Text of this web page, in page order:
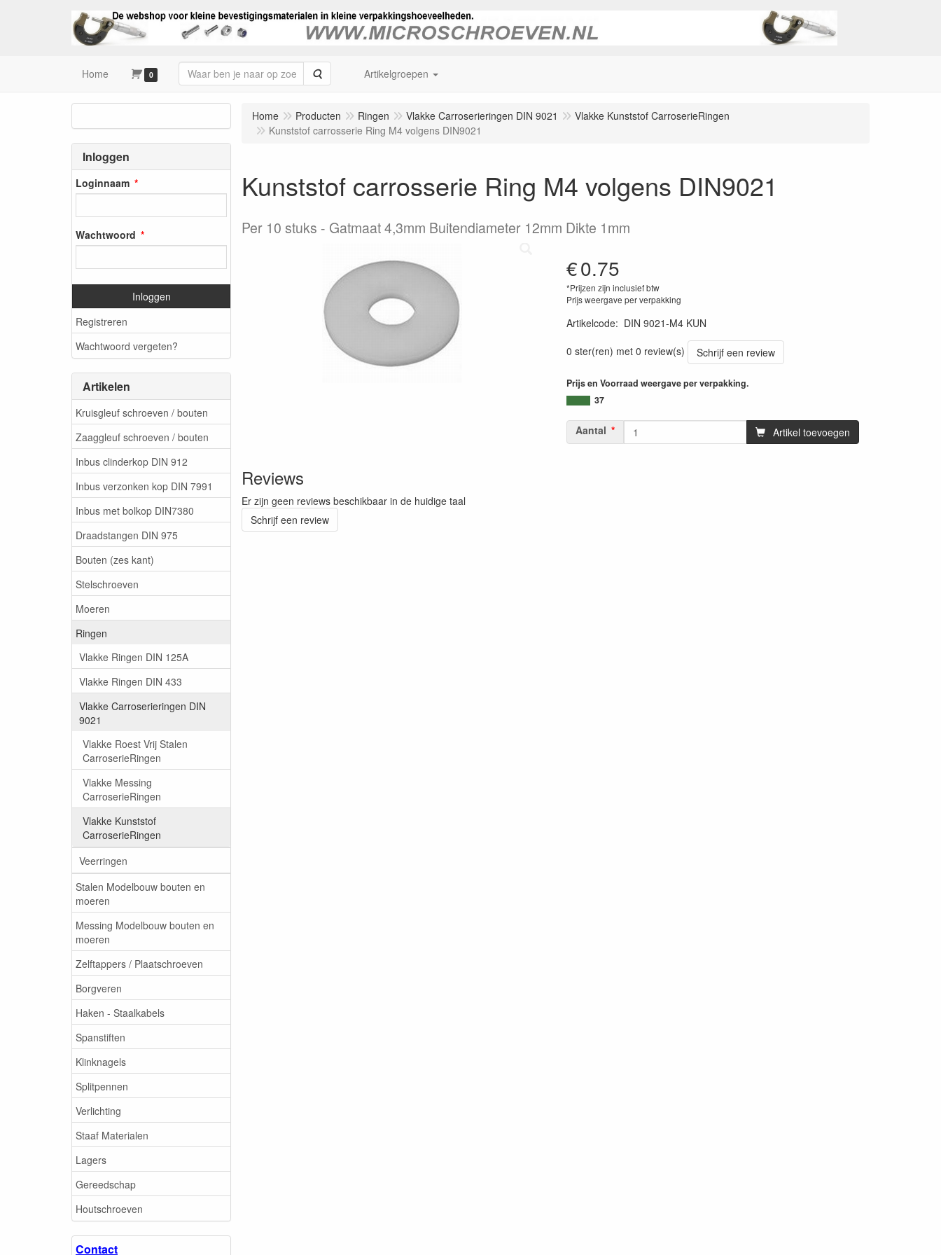
Home 0 Zoeken Artikelgroepen
Inloggen
Loginnaam
Wachtwoord
Inloggen
Registreren
Wachtwoord vergeten?
Artikelen
Kruisgleuf schroeven / bouten
Zaaggleuf schroeven / bouten
Inbus clinderkop DIN 912
Inbus verzonken kop DIN 7991
Inbus met bolkop DIN7380
Draadstangen DIN 975
Bouten (zes kant)
Stelschroeven
Moeren
Ringen
Vlakke Ringen DIN 125A
Vlakke Ringen DIN 433
Vlakke Carroserieringen DIN
9021
Vlakke Roest Vrij Stalen
CarroserieRingen
Vlakke Messing
CarroserieRingen
Vlakke Kunststof
CarroserieRingen
Veerringen
Stalen Modelbouw bouten en
moeren
Messing Modelbouw bouten en
moeren
Zelftappers / Plaatschroeven
Borgveren
Haken - Staalkabels
Spanstiften
Klinknagels
Splitpennen
Verlichting
Staaf Materialen
Lagers
Gereedschap
Houtschroeven
Contact
Home Producten Ringen Vlakke Carroserieringen DIN 9021
Vlakke Kunststof CarroserieRingen
Kunststof carrosserie Ring M4 volgens DIN9021
Kunststof carrosserie Ring M4 volgens DIN9021
Per 10 stuks Gatmaat 4,3mm Buitendiameter 12mm Dikte 1mm
€0.75
*Prijzen zijn inclusief btw
Prijs weergave per verpakking
Artikelcode: DIN 9021-M4 KUN
0 ster(ren) met 0 review(s)
Schrijf een review
Prijs en Voorraad weergave per verpakking.
37
Aantal Artikel toevoegen
Reviews
Er zijn geen reviews beschikbaar in de huidige taal
Schrijf een review